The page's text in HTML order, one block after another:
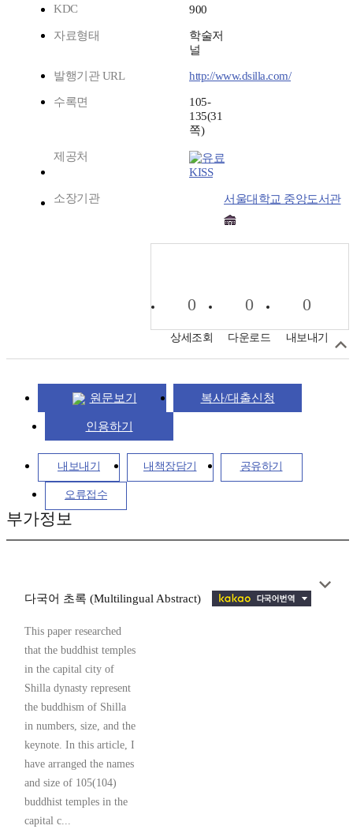
KDC
900
자료형태
학술저
널
발행기관 URL http://www.dsilla.com/
수록면
105-
135(31
쪽)
제공처
KISS
소장기관 서울대학교 중앙도서관
0
상세조회
0
다운로드
0
내보내기
원문보기 복사/대출신청
인용하기
내보내기 내책장담기 공유하기
오류접수
부가정보
다국어 초록 (Multilingual Abstract)
This paper researched
that the buddhist temples
in the capital city of
Shilla dynasty represent
the buddhism of Shilla
in numbers, size, and the
keynote. In this article, I
have arranged the names
and size of 105(104)
buddhist temples in the
capital c...